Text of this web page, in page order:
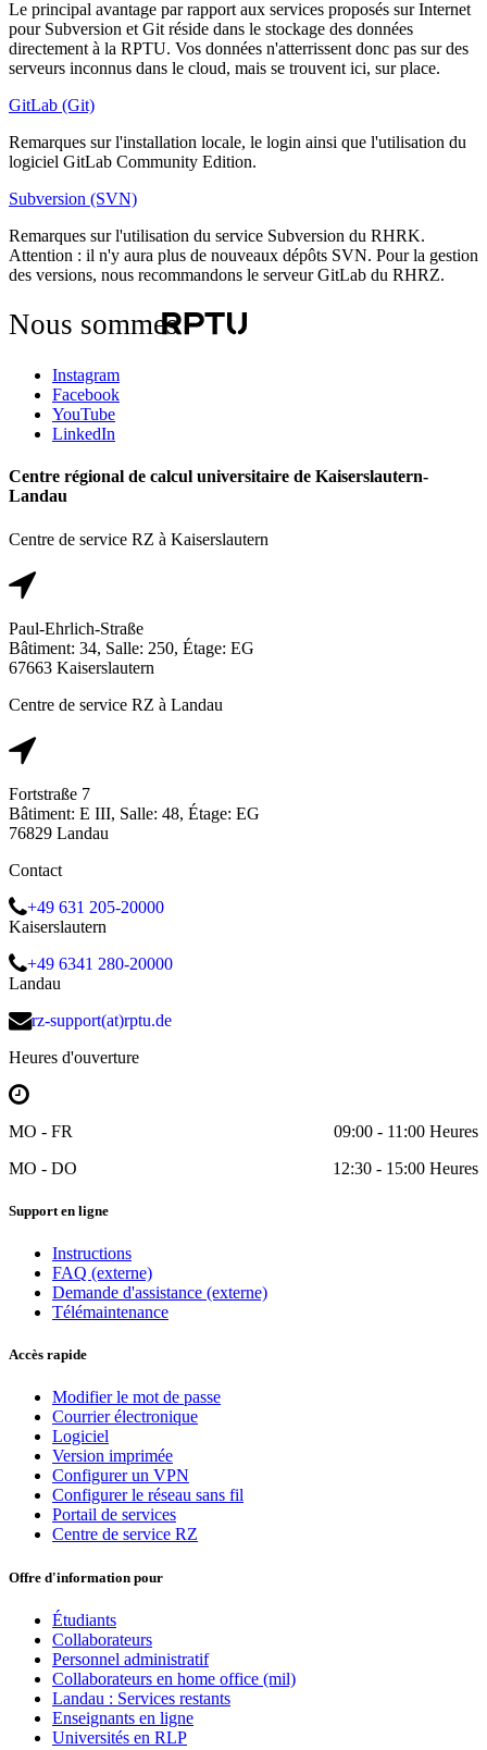
Le principal avantage par rapport aux services proposés sur Internet
pour Subversion et Git réside dans le stockage des données
directement à la RPTU. Vos données n'atterrissent donc pas sur des
serveurs inconnus dans le cloud, mais se trouvent ici, sur place.
GitLab (Git)
Remarques sur l'installation locale, le login ainsi que l'utilisation du
logiciel GitLab Community Edition.
Subversion (SVN)
Remarques sur l'utilisation du service Subversion du RHRK.
Attention : il n'y aura plus de nouveaux dépôts SVN. Pour la gestion
des versions, nous recommandons le serveur GitLab du RHRZ.
Nous sommes
Instagram
Facebook
YouTube
LinkedIn
Centre régional de calcul universitaire de Kaiserslautern-
Landau
Centre de service RZ à Kaiserslautern
Paul-Ehrlich-Straße
Bâtiment: 34, Salle: 250, Étage: EG
67663 Kaiserslautern
Centre de service RZ à Landau
Fortstraße 7
Bâtiment: E III, Salle: 48, Étage: EG
76829 Landau
Contact
+49 631 205-20000
Kaiserslautern
+49 6341 280-20000
Landau
rz-support(at)rptu.de
Heures d'ouverture
MO - FR
09:00 - 11:00 Heures
MO - DO
12:30 - 15:00 Heures
Support en ligne
Instructions
FAQ (externe)
Demande d'assistance (externe)
Télémaintenance
Accès rapide
Modifier le mot de passe
Courrier électronique
Logiciel
Version imprimée
Configurer un VPN
Configurer le réseau sans fil
Portail de services
Centre de service RZ
Offre d'information pour
Étudiants
Collaborateurs
Personnel administratif
Collaborateurs en home office (mil)
Landau : Services restants
Enseignants en ligne
Universités en RLP